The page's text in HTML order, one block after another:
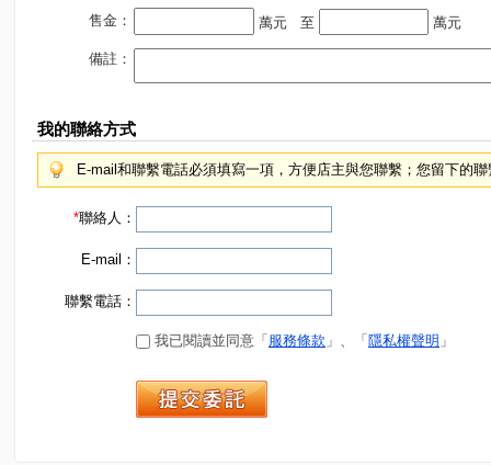
售金： 萬元 至 萬元
備註：
我的聯絡方式
E-mail和聯繫電話必須填寫一項，方便店主與您聯繫；您留下的
*聯絡人：
E-mail：
聯繫電話：
我已閱讀並同意「 服務條款 」、「 隱私權聲明 」